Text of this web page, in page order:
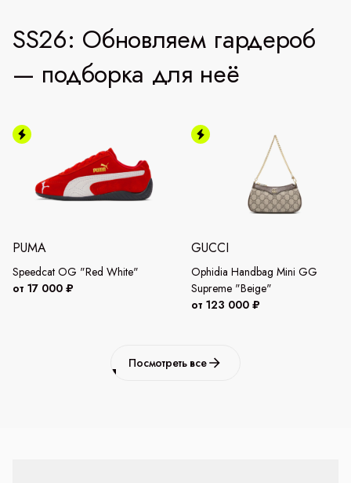
SS26: Обновляем гардероб
— подборка для неё
PUMA
Speedcat OG "Red White"
от 17 000 ₽
GUCCI
Ophidia Handbag Mini GG
Supreme "Beige"
от 123 000 ₽
Посмотреть все